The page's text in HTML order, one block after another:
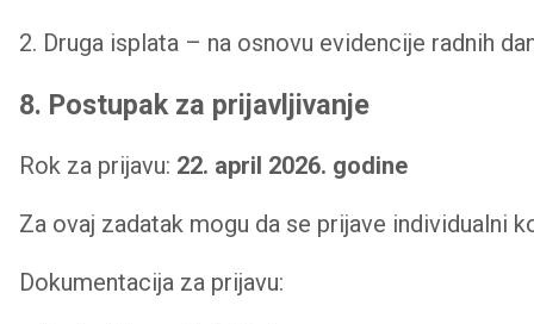
2. Druga isplata – na osnovu evidencije radnih
8. Postupak za prijavljivanje
Rok za prijavu: 22. april 2026. godine
Za ovaj zadatak mogu da se prijave individualni
Dokumentacija za prijavu: